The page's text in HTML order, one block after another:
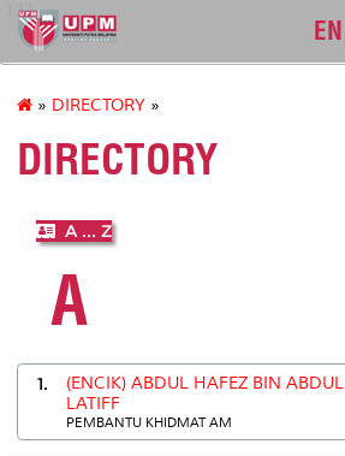
127
EN
» DIRECTORY »
DIRECTORY
A ... Z
A
1.
(ENCIK) ABDUL HAFEZ BIN ABDUL
LATIFF
PEMBANTU KHIDMAT AM